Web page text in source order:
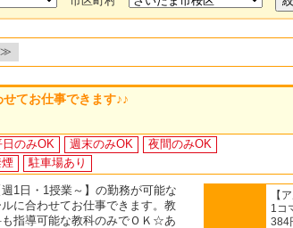
≫
てお仕事できます♪♪
日のみOK 週末のみOK
夜間のみOK
駐車場あり
1日・1授業～】の勤務が可能な
に合わせてお仕事できます。教
も指導可能な教科のみでＯＫ☆あ
【
1コ
384